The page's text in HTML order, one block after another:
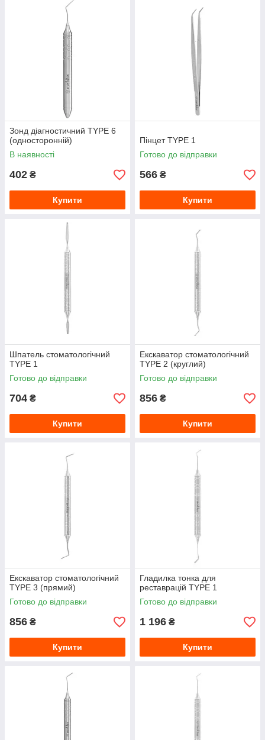
Зонд діагностичний TYPE 6
(односторонній)
В наявності
402 ₴
Купити
Пінцет TYPE 1
Готово до відправки
566 ₴
Купити
Шпатель стоматологічний
TYPE 1
Готово до відправки
704 ₴
Купити
Екскаватор стоматологічний
TYPE 2 (круглий)
Готово до відправки
856 ₴
Купити
Екскаватор стоматологічний
TYPE 3 (прямий)
Готово до відправки
856 ₴
Купити
Гладилка тонка для
реставрацій TYPE 1
Готово до відправки
1 196 ₴
Купити